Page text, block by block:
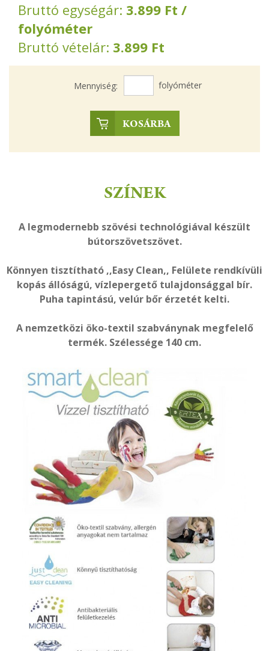
Bruttó egységár: 3.899 Ft /
folyóméter
Bruttó vételár: 3.899 Ft
Mennyiség: folyóméter
KOSÁRBA
SZÍNEK
A legmodernebb szövési technológiával készült
bútorszövetszövet.
Könnyen tisztítható ,,Easy Clean,, Felülete rendkívüli
kopás állóságú, vízlepergető tulajdonsággal bír.
Puha tapintású, velúr bőr érzetét kelti.
A nemzetközi öko-textil szabványnak megfelelő
termék. Szélessége 140 cm.